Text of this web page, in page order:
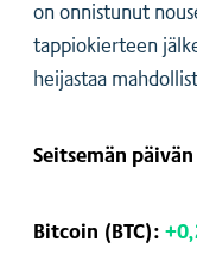
on onnistunut
tappiokierteen
heijastaa
Seitsemän
Bitcoin (BTC):